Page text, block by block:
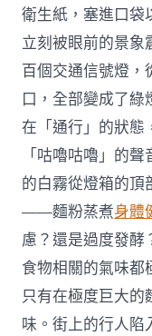
衛生紙，塞進口袋
立刻被眼前的景象
百個交通信號燈，
口，全部變成了綠
在「通行」的狀態
「咕嚕咕嚕」的
的白霧從燈箱的頂
——麵粉蒸煮身體
慮？還是過度發酵
食物相關的氣味都
只有在極度巨大的
味。街上的行人陷